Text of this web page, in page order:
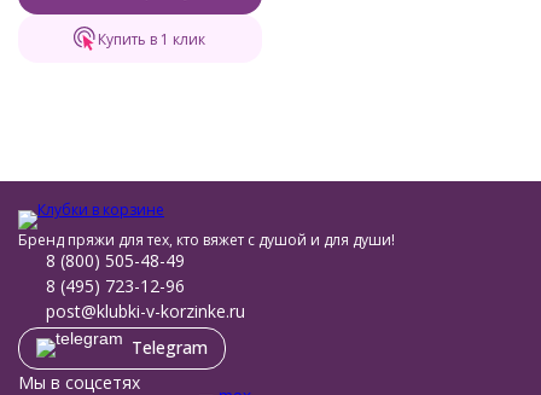
Купить в 1 клик
Бренд пряжи для тех, кто вяжет с душой и для души!
8 (800) 505-48-49
8 (495) 723-12-96
post@klubki-v-korzinke.ru
Telegram
Мы в соцсетях